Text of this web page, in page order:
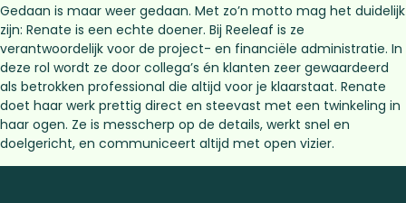
Gedaan is maar weer gedaan. Met zo’n motto mag het duidelijk
zijn: Renate is een echte doener. Bij Reeleaf is ze
verantwoordelijk voor de project- en financiële administratie. In
deze rol wordt ze door collega’s én klanten zeer gewaardeerd
als betrokken professional die altijd voor je klaarstaat. Renate
doet haar werk prettig direct en steevast met een twinkeling in
haar ogen. Ze is messcherp op de details, werkt snel en
doelgericht, en communiceert altijd met open vizier.